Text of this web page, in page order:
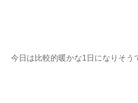
今日は比較的暖かな1日になりそ